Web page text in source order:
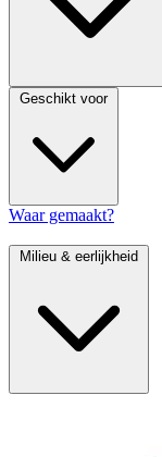
Geschikt voor
Waar gemaakt?
Milieu & eerlijkheid